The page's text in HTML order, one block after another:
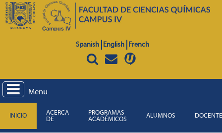
Spanish English French
Menu
INICIO
ACERCA
DE
PROGRAMAS
ACADÉMICOS
ALUMNOS